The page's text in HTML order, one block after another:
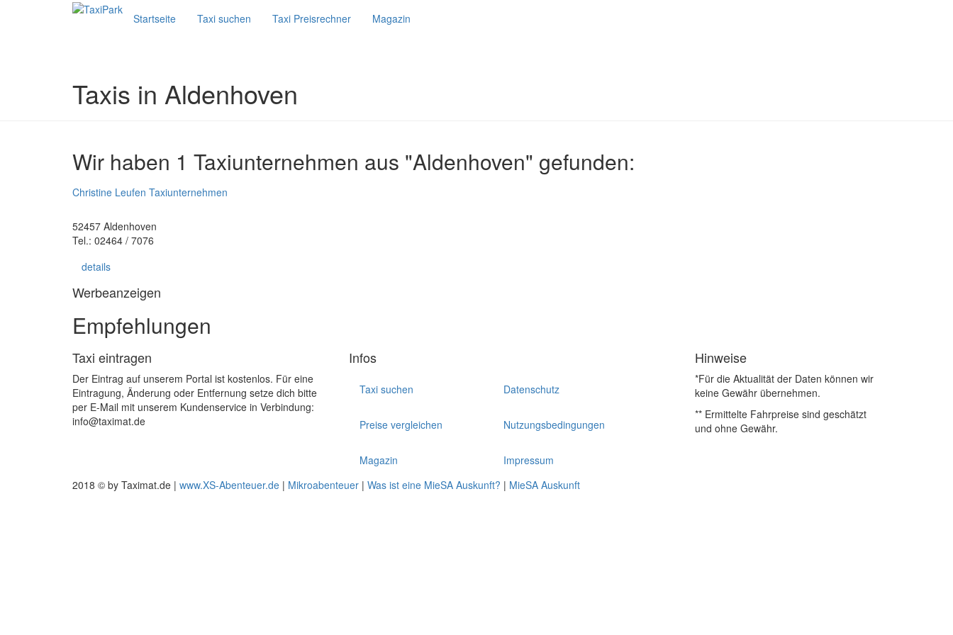
Startseite Taxi suchen Taxi Preisrechner Magazin
Taxis in Aldenhoven
Wir haben 1 Taxiunternehmen aus "Aldenhoven" gefunden:
Christine Leufen Taxiunternehmen
52457 Aldenhoven
Tel.: 02464 / 7076
details
Werbeanzeigen
Empfehlungen
Taxi eintragen
Der Eintrag auf unserem Portal ist kostenlos. Für eine
Eintragung, Änderung oder Entfernung setze dich bitte
per E-Mail mit unserem Kundenservice in Verbindung:
info@taximat.de
Infos
Taxi suchen
Preise vergleichen
Magazin
Datenschutz
Nutzungsbedingungen
Impressum
Hinweise
*Für die Aktualität der Daten können wir
keine Gewähr übernehmen.
** Ermittelte Fahrpreise sind geschätzt
und ohne Gewähr.
2018 © by Taximat.de | www.XS-Abenteuer.de | Mikroabenteuer | Was ist eine MieSA Auskunft? | MieSA Auskunft